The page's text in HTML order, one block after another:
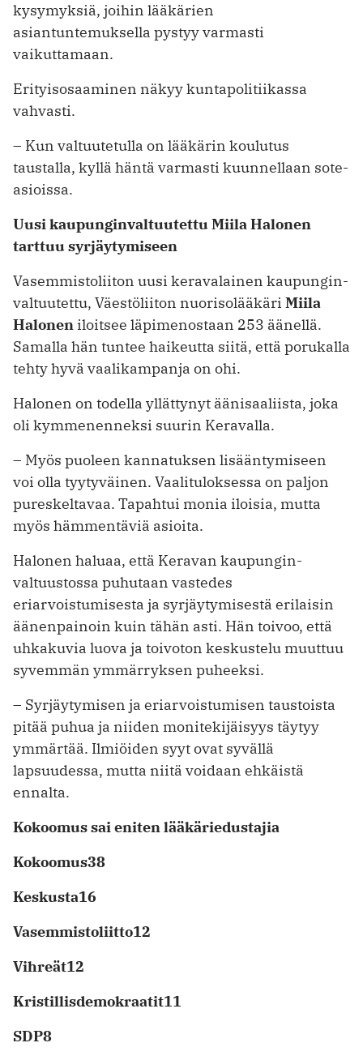
kysymyksiä, joihin lääkärien
asiantuntemuksella pystyy varmasti
vaikuttamaan.
Erityisosaaminen näkyy kuntapolitiikassa
vahvasti.
– Kun valtuutetulla on lääkärin koulutus
taustalla, kyllä häntä varmasti kuunnellaan sote-
asioissa.
Uusi kaupunginvaltuutettu Miila Halonen
tarttuu syrjäytymiseen
Vasemmistoliiton uusi keravalainen kaupungin­
valtuutettu, Väestöliiton nuorisolääkäri Miila
Halonen iloitsee läpimenostaan 253 äänellä.
Samalla hän tuntee haikeutta siitä, että porukalla
tehty hyvä vaalikampanja on ohi.
Halonen on todella yllättynyt äänisaaliista, joka
oli kymmenenneksi suurin Keravalla.
– Myös puoleen kannatuksen lisääntymiseen
voi olla tyytyväinen. Vaalituloksessa on paljon
pureskeltavaa. Tapahtui monia iloisia, mutta
myös hämmentäviä asioita.
Halonen haluaa, että Keravan kaupungin­
valtuustossa puhutaan vastedes
eriarvoistumisesta ja syrjäytymisestä erilaisin
äänen­painoin kuin tähän asti. Hän toivoo, että
uhkakuvia luova ja toivoton ­keskustelu muuttuu
­syvemmän ymmärryksen puheeksi.
– Syrjäytymisen ja eriarvoistumisen ­taustoista
pitää puhua ja niiden ­monitekijäisyys täytyy
ymmärtää. Ilmiöiden syyt ovat syvällä
lapsuudessa, mutta niitä voidaan ehkäistä
ennalta.
Kokoomus sai eniten lääkäriedustajia
Kokoomus38
Keskusta16
Vasemmistoliitto12
Vihreät12
Kristillisdemokraatit11
SDP8